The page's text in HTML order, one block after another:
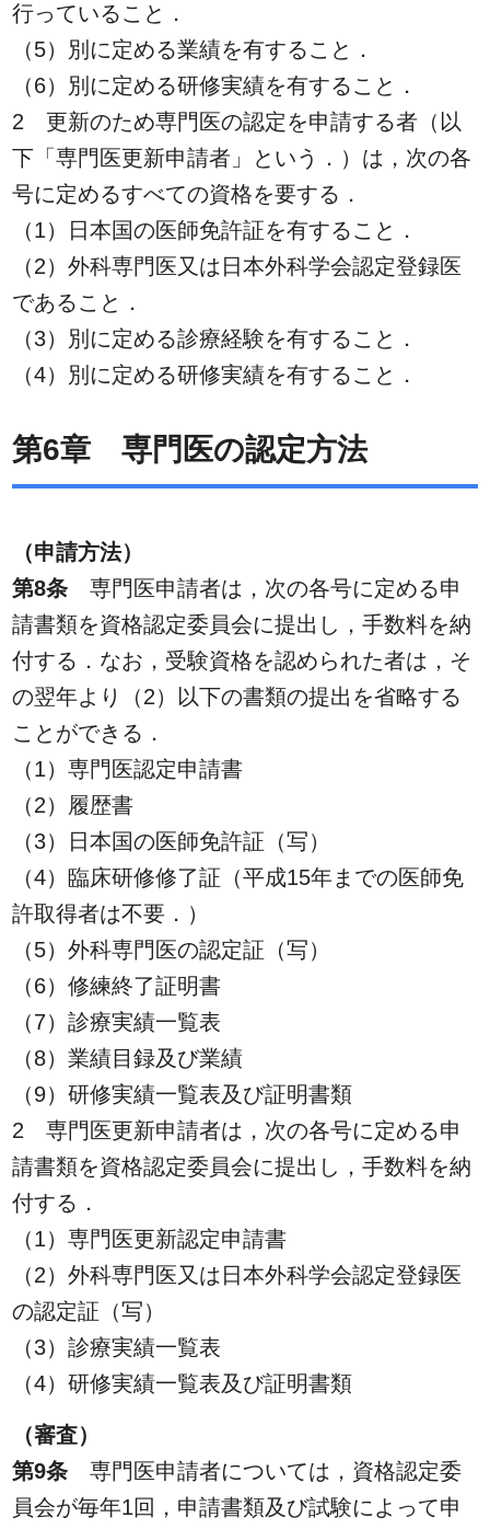
行っていること．
（5）別に定める業績を有すること．
（6）別に定める研修実績を有すること．
2 更新のため専門医の認定を申請する者（以
下「専門医更新申請者」という．）は，次の各
号に定めるすべての資格を要する．
（1）日本国の医師免許証を有すること．
（2）外科専門医又は日本外科学会認定登録医
であること．
（3）別に定める診療経験を有すること．
（4）別に定める研修実績を有すること．
第6章 専門医の認定方法
（申請方法）
第8条 専門医申請者は，次の各号に定める申
請書類を資格認定委員会に提出し，手数料を納
付する．なお，受験資格を認められた者は，そ
の翌年より（2）以下の書類の提出を省略する
ことができる．
（1）専門医認定申請書
（2）履歴書
（3）日本国の医師免許証（写）
（4）臨床研修修了証（平成15年までの医師免
許取得者は不要．）
（5）外科専門医の認定証（写）
（6）修練終了証明書
（7）診療実績一覧表
（8）業績目録及び業績
（9）研修実績一覧表及び証明書類
2 専門医更新申請者は，次の各号に定める申
請書類を資格認定委員会に提出し，手数料を納
付する．
（1）専門医更新認定申請書
（2）外科専門医又は日本外科学会認定登録医
の認定証（写）
（3）診療実績一覧表
（4）研修実績一覧表及び証明書類
（審査）
第9条 専門医申請者については，資格認定委
員会が毎年1回，申請書類及び試験によって申